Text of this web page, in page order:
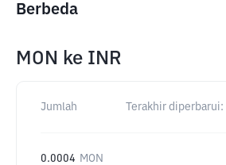
Berbeda
MON ke INR
Jumlah Terakhir diperbarui:
0.0004 MON